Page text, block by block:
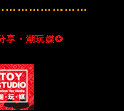
享・潮玩媒✪